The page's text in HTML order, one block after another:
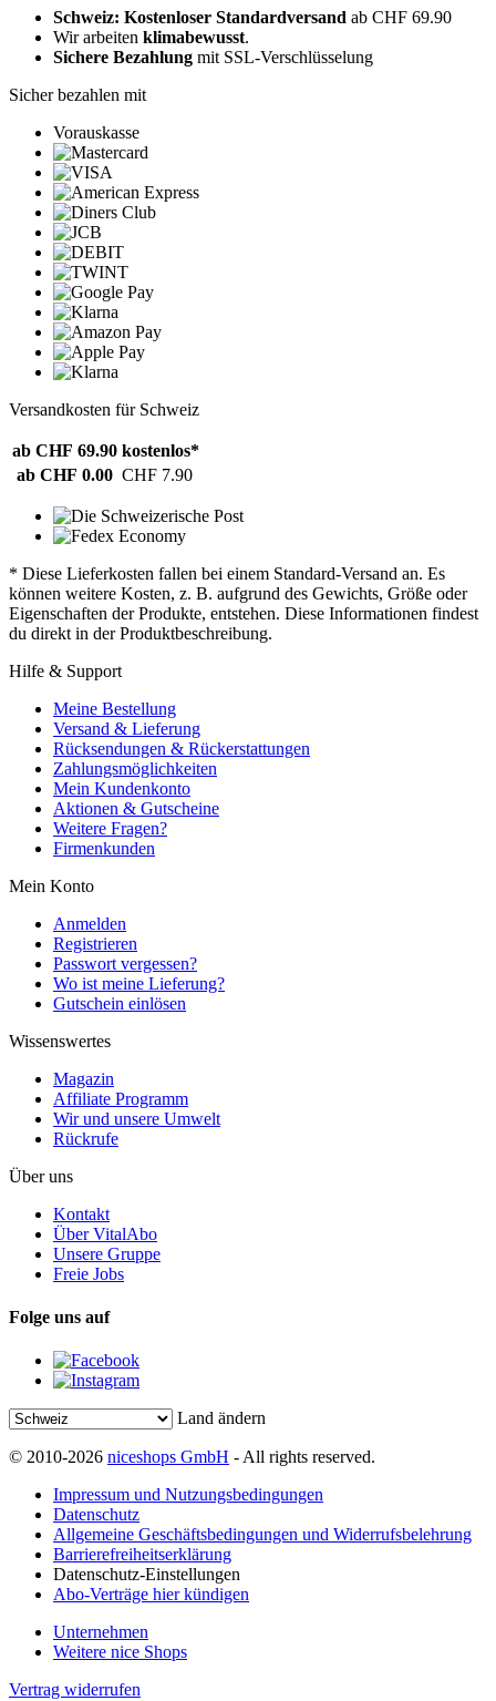
Schweiz: Kostenloser Standardversand ab CHF 69.90
Wir arbeiten klimabewusst.
Sichere Bezahlung mit SSL-Verschlüsselung
Sicher bezahlen mit
Vorauskasse
Versandkosten für Schweiz
ab CHF 69.90 kostenlos*
ab CHF 0.00 CHF 7.90
* Diese Lieferkosten fallen bei einem Standard-Versand an. Es
können weitere Kosten, z. B. aufgrund des Gewichts, Größe oder
Eigenschaften der Produkte, entstehen. Diese Informationen findest
du direkt in der Produktbeschreibung.
Hilfe & Support
Meine Bestellung
Versand & Lieferung
Rücksendungen & Rückerstattungen
Zahlungsmöglichkeiten
Mein Kundenkonto
Aktionen & Gutscheine
Weitere Fragen?
Firmenkunden
Mein Konto
Anmelden
Registrieren
Passwort vergessen?
Wo ist meine Lieferung?
Gutschein einlösen
Wissenswertes
Magazin
Affiliate Programm
Wir und unsere Umwelt
Rückrufe
Über uns
Kontakt
Über VitalAbo
Unsere Gruppe
Freie Jobs
Folge uns auf
Land ändern
© 2010-2026 niceshops GmbH - All rights reserved.
Impressum und Nutzungsbedingungen
Datenschutz
Allgemeine Geschäftsbedingungen und Widerrufsbelehrung
Barrierefreiheitserklärung
Datenschutz-Einstellungen
Abo-Verträge hier kündigen
Unternehmen
Weitere nice Shops
Vertrag widerrufen